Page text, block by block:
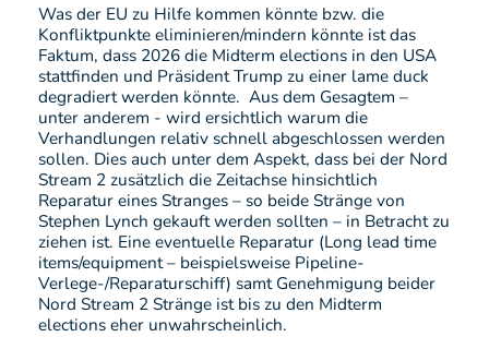
Was der EU zu Hilfe kommen könnte bzw. die
Konfliktpunkte eliminieren/mindern könnte ist das
Faktum, dass 2026 die Midterm elections in den USA
stattfinden und Präsident Trump zu einer lame duck
degradiert werden könnte. Aus dem Gesagtem –
unter anderem - wird ersichtlich warum die
Verhandlungen relativ schnell abgeschlossen werden
sollen. Dies auch unter dem Aspekt, dass bei der Nord
Stream 2 zusätzlich die Zeitachse hinsichtlich
Reparatur eines Stranges – so beide Stränge von
Stephen Lynch gekauft werden sollten – in Betracht zu
ziehen ist. Eine eventuelle Reparatur (Long lead time
items/equipment – beispielsweise Pipeline-
Verlege-/Reparaturschiff) samt Genehmigung beider
Nord Stream 2 Stränge ist bis zu den Midterm
elections eher unwahrscheinlich.